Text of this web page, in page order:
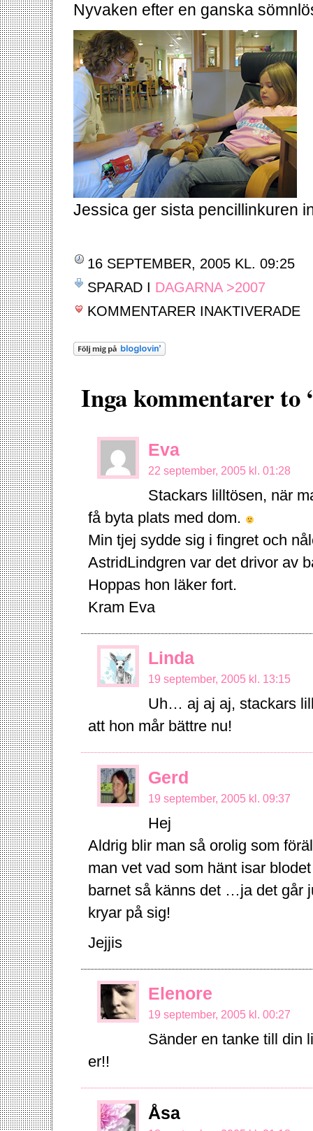
Nyvaken efter en ganska
Jessica ger sista pencillinkuren
16 SEPTEMBER, 2005 KL. 09:25
SPARAD I DAGARNA >2007
KOMMENTARER INAKTIVERADE
Inga kommentarer
Eva
22 september, 2005 kl. 01:28
Stackars lilltösen, när
få byta plats med dom.
Min tjej sydde sig i fingret och
AstridLindgren var det drivor av
Hoppas hon läker fort.
Kram Eva
Linda
19 september, 2005 kl. 13:15
Uh… aj aj aj, stackars
att hon mår bättre nu!
Gerd
19 september, 2005 kl. 09:37
Hej
Aldrig blir man så orolig som
man vet vad som hänt isar
barnet så känns det …ja det går
kryar på sig!
Jejjis
Elenore
19 september, 2005 kl. 00:27
Sänder en tanke till din
er!!
Åsa